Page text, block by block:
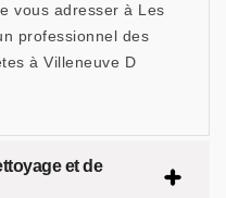
vous adresser à Les
professionnel des
à Villeneuve D
et de